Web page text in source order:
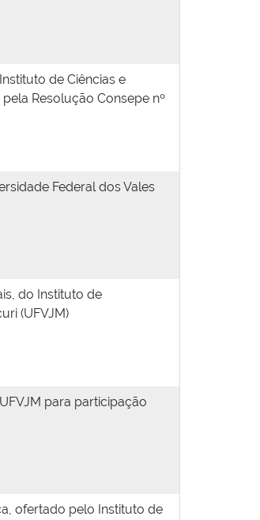
de Ciências e
Resolução Consepe nº
Federal dos Vales
do Instituto de
(UFVJM)
para participação
ofertado pelo Instituto de